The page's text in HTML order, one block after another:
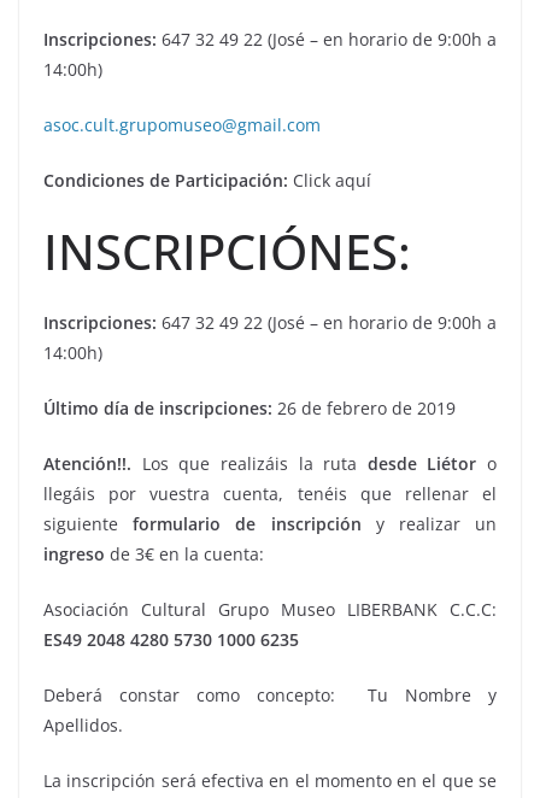
Inscripciones: 647 32 49 22 (José – en horario de 9:00h a
14:00h)
asoc.cult.grupomuseo@gmail.com
Condiciones de Participación: Click aquí
INSCRIPCIÓNES:
Inscripciones: 647 32 49 22 (José – en horario de 9:00h a
14:00h)
Último día de inscripciones: 26 de febrero de 2019
Atención!!. Los que realizáis la ruta desde Liétor o
llegáis por vuestra cuenta, tenéis que rellenar el
siguiente formulario de inscripción y realizar un
ingreso de 3€ en la cuenta:
Asociación Cultural Grupo Museo LIBERBANK C.C.C:
ES49 2048 4280 5730 1000 6235
Deberá constar como concepto: Tu Nombre y
Apellidos.
La inscripción será efectiva en el momento en el que se